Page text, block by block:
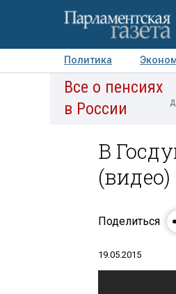
Политика
Авторы Персоны
Все о пенсиях
в России
В
(видео)
Поделиться
19.05.2015